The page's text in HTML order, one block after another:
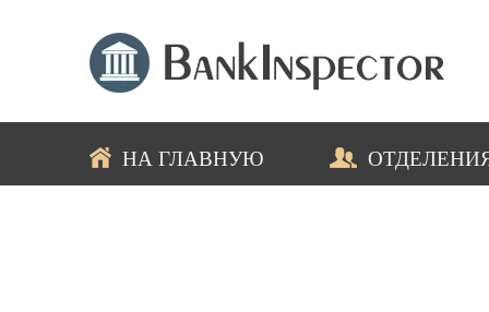
НА ГЛАВНУЮ